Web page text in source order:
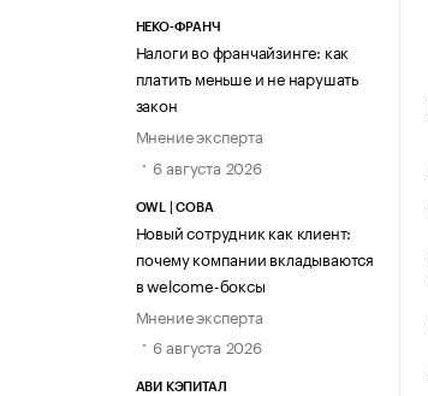
НЕКО-ФРАНЧ
Налоги во франчайзинге: как
платить меньше и не нарушать
закон
Мнение эксперта
6 августа 2026
OWL | СОВА
Новый сотрудник как клиент:
почему компании вкладываются
в welcome-боксы
Мнение эксперта
6 августа 2026
АВИ КЭПИТАЛ